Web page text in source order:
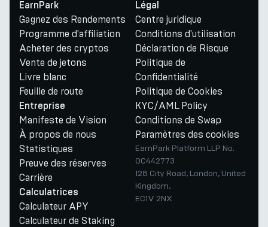
EarnPark
Gagnez des Rendements
Programme d'affiliation
Acheter des cryptos
Vente de jetons
Livre blanc
Feuille de route
Entreprise
Manifeste de Vision
À propos de nous
Statistiques
Preuve des réserves
Carrière
Calculatrices
Calculateur APY
Calculateur de Staking
Légal
Centre juridique
Conditions d'utilisation
Déclaration de Risque
Politique de
Confidentialité
Politique de Cookies
KYC/AML Policy
Conditions de Swap
Paramètres des cookies
EarnPark Platform LLP No.
OC442773
128 City Road, London, United
Kingdom,
EC1V 2NX